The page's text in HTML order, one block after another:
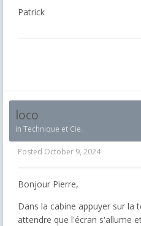
Patrick
loco
in Technique et Cie.
Posted October 9, 2024
Bonjour Pierre,
Dans la cabine appuyer sur la
attendre que l'écran s'allume